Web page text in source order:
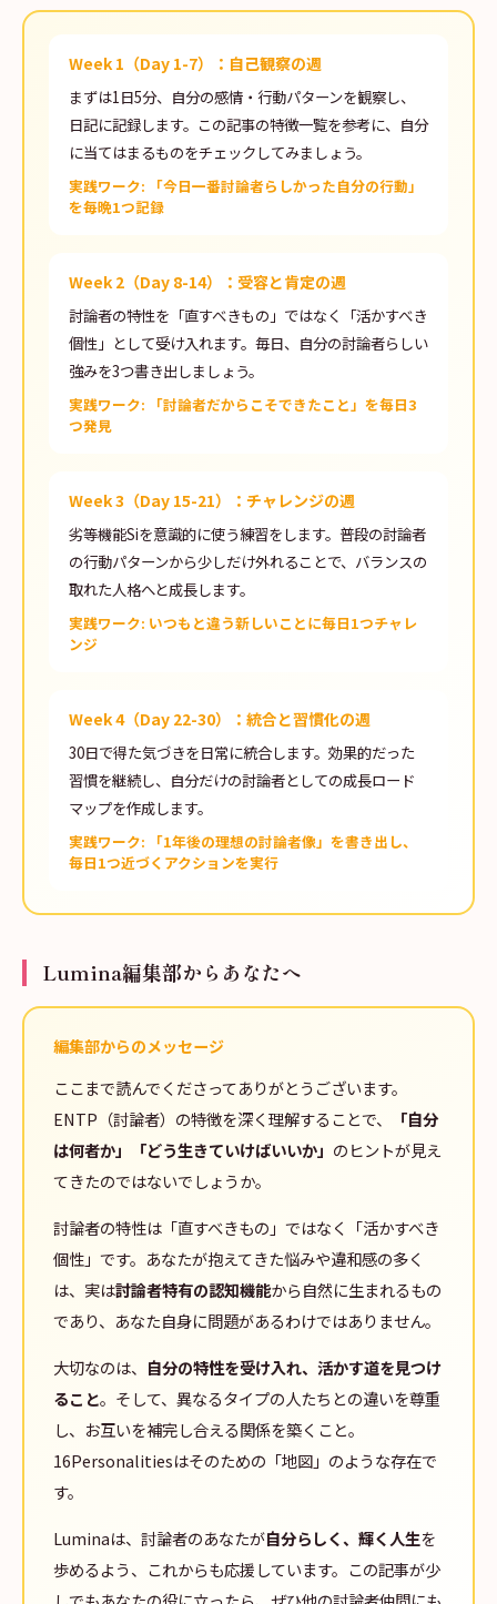
Week 1（Day 1-7）：自己観察の週
まずは1日5分、自分の感情・行動パターンを観察し、
日記に記録します。この記事の特徴一覧を参考に、自分
に当てはまるものをチェックしてみましょう。
実践ワーク: 「今日一番討論者らしかった自分の行動」
を毎晩1つ記録
Week 2（Day 8-14）：受容と肯定の週
討論者の特性を「直すべきもの」ではなく「活かすべき
個性」として受け入れます。毎日、自分の討論者らしい
強みを3つ書き出しましょう。
実践ワーク: 「討論者だからこそできたこと」を毎日3
つ発見
Week 3（Day 15-21）：チャレンジの週
劣等機能Siを意識的に使う練習をします。普段の討論者
の行動パターンから少しだけ外れることで、バランスの
取れた人格へと成長します。
実践ワーク: いつもと違う新しいことに毎日1つチャレ
ンジ
Week 4（Day 22-30）：統合と習慣化の週
30日で得た気づきを日常に統合します。効果的だった
習慣を継続し、自分だけの討論者としての成長ロード
マップを作成します。
実践ワーク: 「1年後の理想の討論者像」を書き出し、
毎日1つ近づくアクションを実行
Lumina編集部からあなたへ
編集部からのメッセージ
ここまで読んでくださってありがとうございます。
ENTP（討論者）の特徴を深く理解することで、
「自分
は何者か」「どう生きていけばいいか」 のヒントが見え
てきたのではないでしょうか。
討論者の特性は「直すべきもの」ではなく「活かすべき
個性」です。あなたが抱えてきた悩みや違和感の多く
は、実は討論者特有の認知機能から自然に生まれるもの
であり、あなた自身に問題があるわけではありません。
大切なのは、 自分の特性を受け入れ、活かす道を見つけ
ること。そして、異なるタイプの人たちとの違いを尊重
し、お互いを補完し合える関係を築くこと。
16Personalitiesはそのための「地図」のような存在で
す。
Luminaは、討論者のあなたが自分らしく、輝く人生を
歩めるよう、これからも応援しています。この記事が少